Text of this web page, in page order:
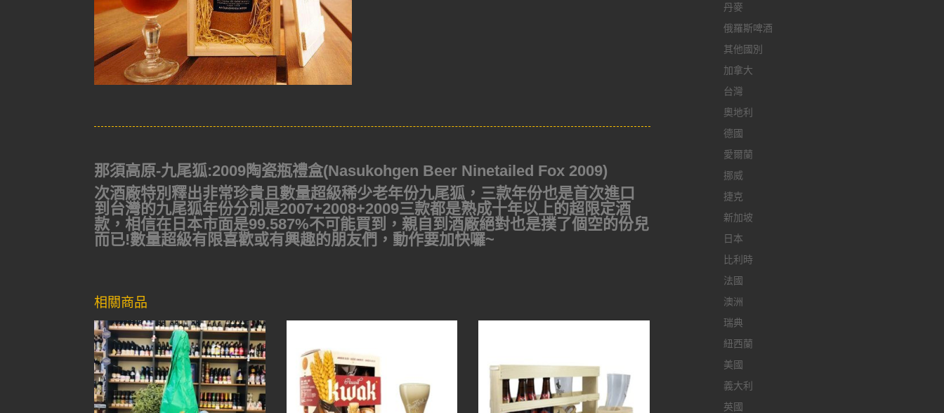
那須高原-九尾狐:2009陶瓷瓶禮盒(Nasukohgen Beer Ninetailed Fox 2009)
次酒廠特別釋出非常珍貴且數量超級稀少老年份九尾狐，三款年份也是首次進口
到台灣的九尾狐年份分別是2007+2008+2009三款都是熟成十年以上的超限定酒
款，相信在日本市面是99.587%不可能買到，親自到酒廠絕對也是撲了個空的份兒
而已!數量超級有限喜歡或有興趣的朋友們，動作要加快囉~
相關商品
丹麥
俄羅斯啤酒
其他國別
加拿大
台灣
奧地利
德國
愛爾蘭
挪威
捷克
新加坡
日本
比利時
法國
澳洲
瑞典
紐西蘭
美國
義大利
英國